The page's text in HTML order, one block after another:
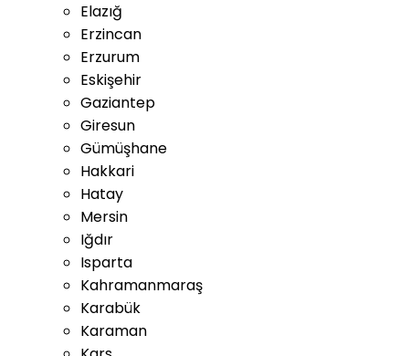
Elazığ
Erzincan
Erzurum
Eskişehir
Gaziantep
Giresun
Gümüşhane
Hakkari
Hatay
Mersin
Iğdır
Isparta
Kahramanmaraş
Karabük
Karaman